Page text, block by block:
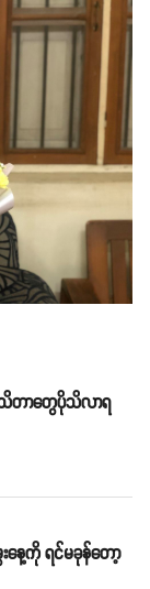
တာတွေပိုသိလာရ
ေ့ကို ရင်မခုန်တော့